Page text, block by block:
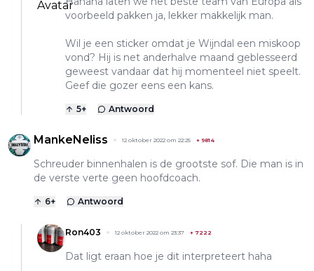
voorbeeld pakken ja, lekker makkelijk man.
Wil je een sticker omdat je Wijndal een miskoop
vond? Hij is net anderhalve maand geblesseerd
geweest vandaar dat hij momenteel niet speelt.
Geef die gozer eens een kans.
5+ Antwoord
MankeNeliss 12 oktober 2022 om 22:25 + 9814
Schreuder binnenhalen is de grootste sof. Die man is in
de verste verte geen hoofdcoach.
6+ Antwoord
Ron403 12 oktober 2022 om 23:37 + 7222
Dat ligt eraan hoe je dit interpreteert haha